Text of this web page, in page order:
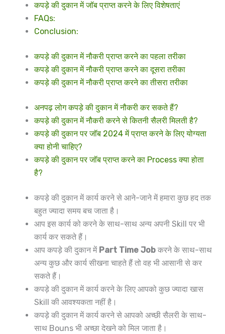
कपड़े की दुकान में जॉब प्राप्त करने के लिए विशेषताएं
FAQs:
Conclusion:
कपड़े की दुकान में नौकरी प्राप्त करने का पहला तरीका
कपड़े की दुकान में नौकरी प्राप्त करने का दूसरा तरीका
कपड़े की दुकान में नौकरी प्राप्त करने का तीसरा तरीका
अनपढ़ लोग कपड़े की दुकान में नौकरी कर सकते हैं?
कपड़े की दुकान में नौकरी करने से कितनी सैलरी मिलती है?
कपड़े की दुकान पर जॉब 2024 में प्राप्त करने के लिए योग्यता
क्या होनी चाहिए?
कपड़े की दुकान पर जॉब प्राप्त करने का Process क्या होता
है?
कपड़े की दुकान में कार्य करने से आने-जाने में हमारा कुछ हद तक
बहुत ज्यादा समय बच जाता है।
आप इस कार्य को करने के साथ-साथ अन्य अपनी Skill पर भी
कार्य कर सकते हैं।
आप कपड़े की दुकान में Part Time Job करने के साथ-साथ
अन्य कुछ और कार्य सीखना चाहते हैं तो वह भी आसानी से कर
सकते हैं।
कपड़े की दुकान में कार्य करने के लिए आपको कुछ ज्यादा खास
Skill की आवश्यकता नहीं है।
कपड़े की दुकान में कार्य करने से आपको अच्छी सैलरी के साथ-
साथ Bouns भी अच्छा देखने को मिल जाता है।